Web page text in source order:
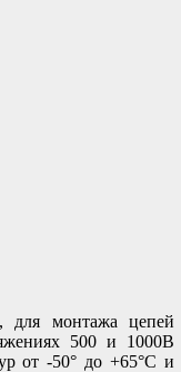
монтажа цепей
500 и 1000В
от -50° до +65°С и